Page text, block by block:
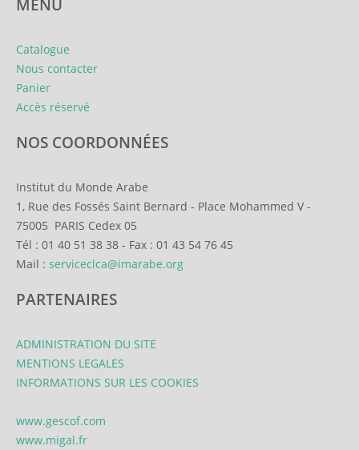
MENU
Catalogue
Nous contacter
Panier
Accès réservé
NOS COORDONNÉES
Institut du Monde Arabe
1, Rue des Fossés Saint Bernard - Place Mohammed V -
75005 PARIS Cedex 05
Tél : 01 40 51 38 38 - Fax : 01 43 54 76 45
Mail : serviceclca@imarabe.org
PARTENAIRES
ADMINISTRATION DU SITE
MENTIONS LEGALES
INFORMATIONS SUR LES COOKIES
www.gescof.com
www.migal.fr